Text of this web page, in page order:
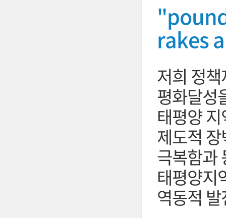
rakes
저희 정
평화달성
태평양
제도적
극복함과
태평양지
역동적